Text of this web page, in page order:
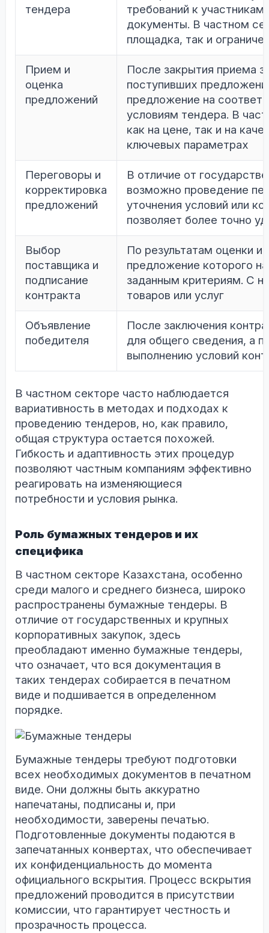
тендера
требований к
документы. В частном
площадка, так и
Прием и
оценка
предложений
После закрытия приема
поступивших
предложение на
условиям тендера. В
как на цене, так и на
ключевых параметрах
Переговоры и
корректировка
предложений
В отличие от
возможно проведение
уточнения условий или
позволяет более точно
Выбор
поставщика и
подписание
контракта
По результатам оценки
предложение которого
заданным критериям. С
товаров или услуг
Объявление
победителя
После заключения
для общего сведения, а
выполнению условий
В частном секторе часто наблюдается
вариативность в методах и подходах к
проведению тендеров, но, как правило,
общая структура остается похожей.
Гибкость и адаптивность этих процедур
позволяют частным компаниям эффективно
реагировать на изменяющиеся
потребности и условия рынка.
Роль бумажных тендеров и их
специфика
В частном секторе Казахстана, особенно
среди малого и среднего бизнеса, широко
распространены бумажные тендеры. В
отличие от государственных и крупных
корпоративных закупок, здесь
преобладают именно бумажные тендеры,
что означает, что вся документация в
таких тендерах собирается в печатном
виде и подшивается в определенном
порядке.
Бумажные тендеры требуют подготовки
всех необходимых документов в печатном
виде. Они должны быть аккуратно
напечатаны, подписаны и, при
необходимости, заверены печатью.
Подготовленные документы подаются в
запечатанных конвертах, что обеспечивает
их конфиденциальность до момента
официального вскрытия. Процесс вскрытия
предложений проводится в присутствии
комиссии, что гарантирует честность и
прозрачность процесса.